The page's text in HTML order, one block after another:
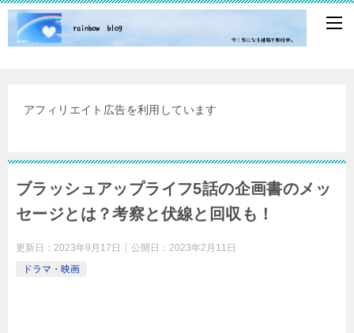
アフィリエイト広告を利用しています
ブラッシュアップライフ5話の企画書のメッ
セージとは？考察と伏線と回収も！
更新日： 2023年9月17日 公開日： 2023年2月11日
ドラマ・映画